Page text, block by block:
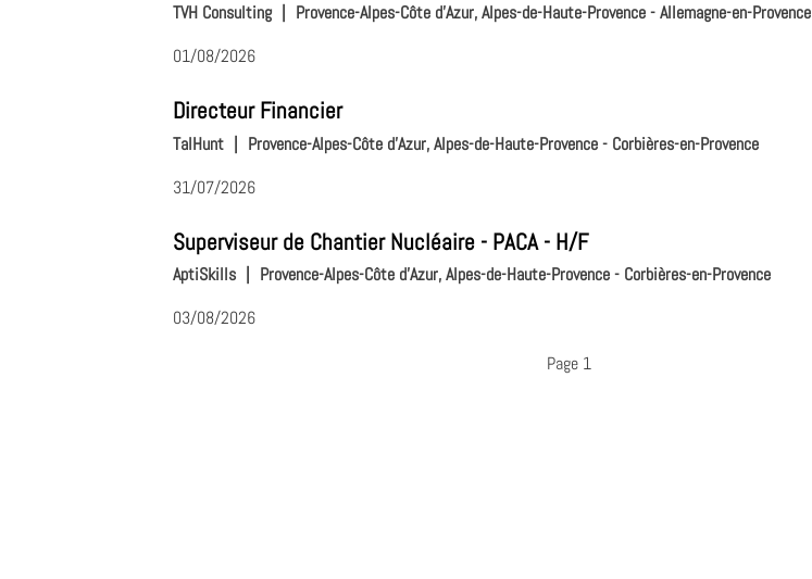
TVH Consulting
Provence-Alpes-Côte d'Azur, Alpes-de-Haute-Provence - Allemagne-en-Provence
01/08/2026
Directeur Financier
TalHunt | Provence-Alpes-Côte d'Azur, Alpes-de-Haute-Provence - Corbières-en-Provence
31/07/2026
Superviseur de Chantier Nucléaire - PACA - H/F
AptiSkills
Provence-Alpes-Côte d'Azur, Alpes-de-Haute-Provence - Corbières-en-Provence
03/08/2026
Page 1